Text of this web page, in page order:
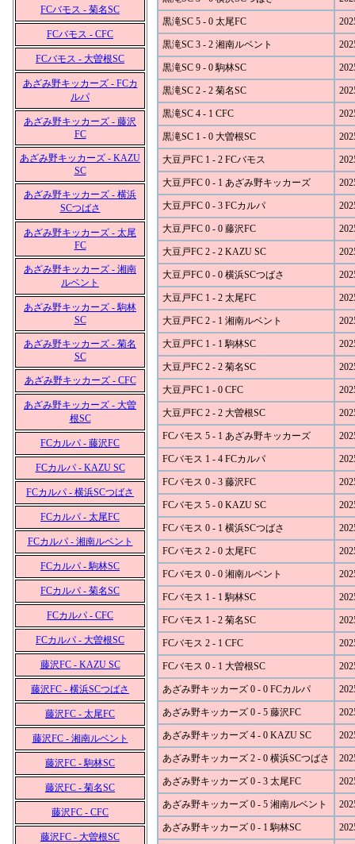
FCバモス - 菊名SC
FCバモス - CFC
FCバモス - 大曽根SC
あざみ野キッカーズ - FCカ
ルパ
あざみ野キッカーズ - 藤沢
FC
あざみ野キッカーズ - KAZU
SC
あざみ野キッカーズ - 横浜
SCつばさ
あざみ野キッカーズ - 太尾
FC
あざみ野キッカーズ - 湘南
ルベント
あざみ野キッカーズ - 駒林
SC
あざみ野キッカーズ - 菊名
SC
あざみ野キッカーズ - CFC
あざみ野キッカーズ - 大曽
根SC
FCカルパ - 藤沢FC
FCカルパ - KAZU SC
FCカルパ - 横浜SCつばさ
FCカルパ - 太尾FC
FCカルパ - 湘南ルベント
FCカルパ - 駒林SC
FCカルパ - 菊名SC
FCカルパ - CFC
FCカルパ - 大曽根SC
藤沢FC - KAZU SC
藤沢FC - 横浜SCつばさ
藤沢FC - 太尾FC
藤沢FC - 湘南ルベント
藤沢FC - 駒林SC
藤沢FC - 菊名SC
藤沢FC - CFC
藤沢FC - 大曽根SC
黒滝SC 5 - 0 太尾FC
黒滝SC 3 - 2 湘南ルベント
黒滝SC 9 - 0 駒林SC
黒滝SC 2 - 2 菊名SC
黒滝SC 4 - 1 CFC
黒滝SC 1 - 0 大曽根SC
大豆戸FC 1 - 2 FCバモス
大豆戸FC 0 - 1 あざみ野キッカーズ
大豆戸FC 0 - 3 FCカルパ
大豆戸FC 0 - 0 藤沢FC
大豆戸FC 2 - 2 KAZU SC
大豆戸FC 0 - 0 横浜SCつばさ
大豆戸FC 1 - 2 太尾FC
大豆戸FC 2 - 1 湘南ルベント
大豆戸FC 1 - 1 駒林SC
大豆戸FC 2 - 2 菊名SC
大豆戸FC 1 - 0 CFC
大豆戸FC 2 - 2 大曽根SC
FCバモス 5 - 1 あざみ野キッカーズ
FCバモス 1 - 4 FCカルパ
FCバモス 0 - 3 藤沢FC
FCバモス 5 - 0 KAZU SC
FCバモス 0 - 1 横浜SCつばさ
FCバモス 2 - 0 太尾FC
FCバモス 0 - 0 湘南ルベント
FCバモス 1 - 1 駒林SC
FCバモス 1 - 2 菊名SC
FCバモス 2 - 1 CFC
FCバモス 0 - 1 大曽根SC
あざみ野キッカーズ 0 - 0 FCカルパ
あざみ野キッカーズ 0 - 5 藤沢FC
あざみ野キッカーズ 4 - 0 KAZU SC
あざみ野キッカーズ 2 - 0 横浜SCつばさ
あざみ野キッカーズ 0 - 3 太尾FC
あざみ野キッカーズ 0 - 5 湘南ルベント
あざみ野キッカーズ 0 - 1 駒林SC